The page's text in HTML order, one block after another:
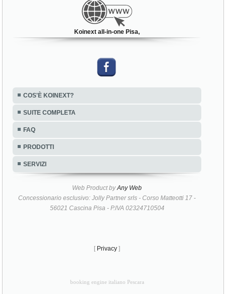
Koinext all-in-one Pisa,
COS'È KOINEXT?
SUITE COMPLETA
FAQ
PRODOTTI
SERVIZI
Web Product byAny Web
Concessionario esclusivo: Jolly Partner srls - Corso Matteotti 17 -
56021 Cascina Pisa - P.IVA 02324710504
[ Privacy ]
booking engine italiano Pescara